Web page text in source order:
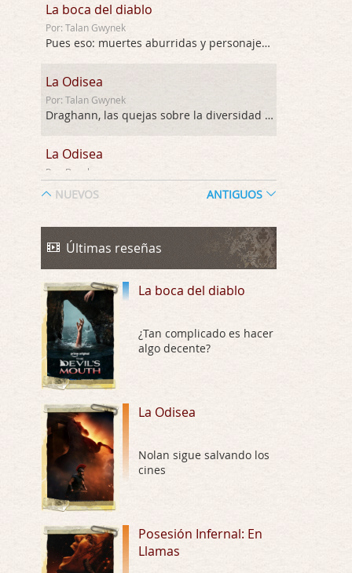
La boca del diablo
Por: Talan Gwynek
Pues eso: muertes aburridas y personajes p …
La Odisea
Por: Talan Gwynek
Draghann, las quejas sobre la diversidad s …
La Odisea
Por: Draghann
No sé si entrar en polémicas con respect …
Trance
Por: Luar
Buena película, buen director y buenos ac …
El señor de las moscas
Por: Luar
Dudaba en ver la serie, una serie de 4 cap …
Hungry
Por: Croc
Las 10 películas gore de Almas
Oscuras
Por: JORDI CRUYFF
Possession
Por: Chupasangre
Mi opinión en su día. Su duracion me ha …
NUEVOS ANTIGUOS
Últimas reseñas
La boca del diablo
¿Tan complicado es hacer
algo decente?
La Odisea
Nolan sigue salvando los
cines
Posesión Infernal: En
Llamas